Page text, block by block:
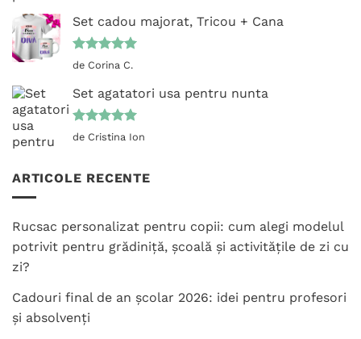
Set cadou majorat, Tricou + Cana
Evaluat la
de Corina C.
Set agatatori usa pentru nunta
Evaluat la
de Cristina Ion
ARTICOLE RECENTE
Rucsac personalizat pentru copii: cum alegi modelul
potrivit pentru grădiniță, școală și activitățile de zi cu
zi?
Cadouri final de an școlar 2026: idei pentru profesori
și absolvenți